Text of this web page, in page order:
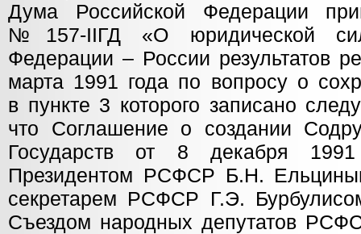
Дума Российской Федерации
№157-IIГД «О юридической
Федерации – России результатов
марта 1991 года по вопросу о
в пункте 3 которого записано
что Соглашение о создании
Государств от 8 декабря 1991
Президентом РСФСР Б.Н.
секретарем РСФСР Г.Э.
Съездом народных депутатов